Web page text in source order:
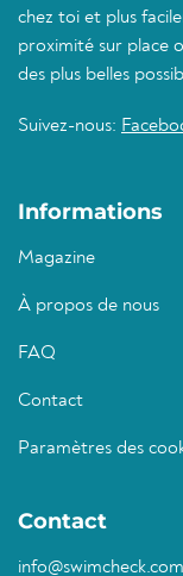
chez toi et plus
proximité sur place
des plus belles
Suivez-nous:
Informations
Magazine
À propos de nous
FAQ
Contact
Paramètres des
Contact
info@swimcheck.com